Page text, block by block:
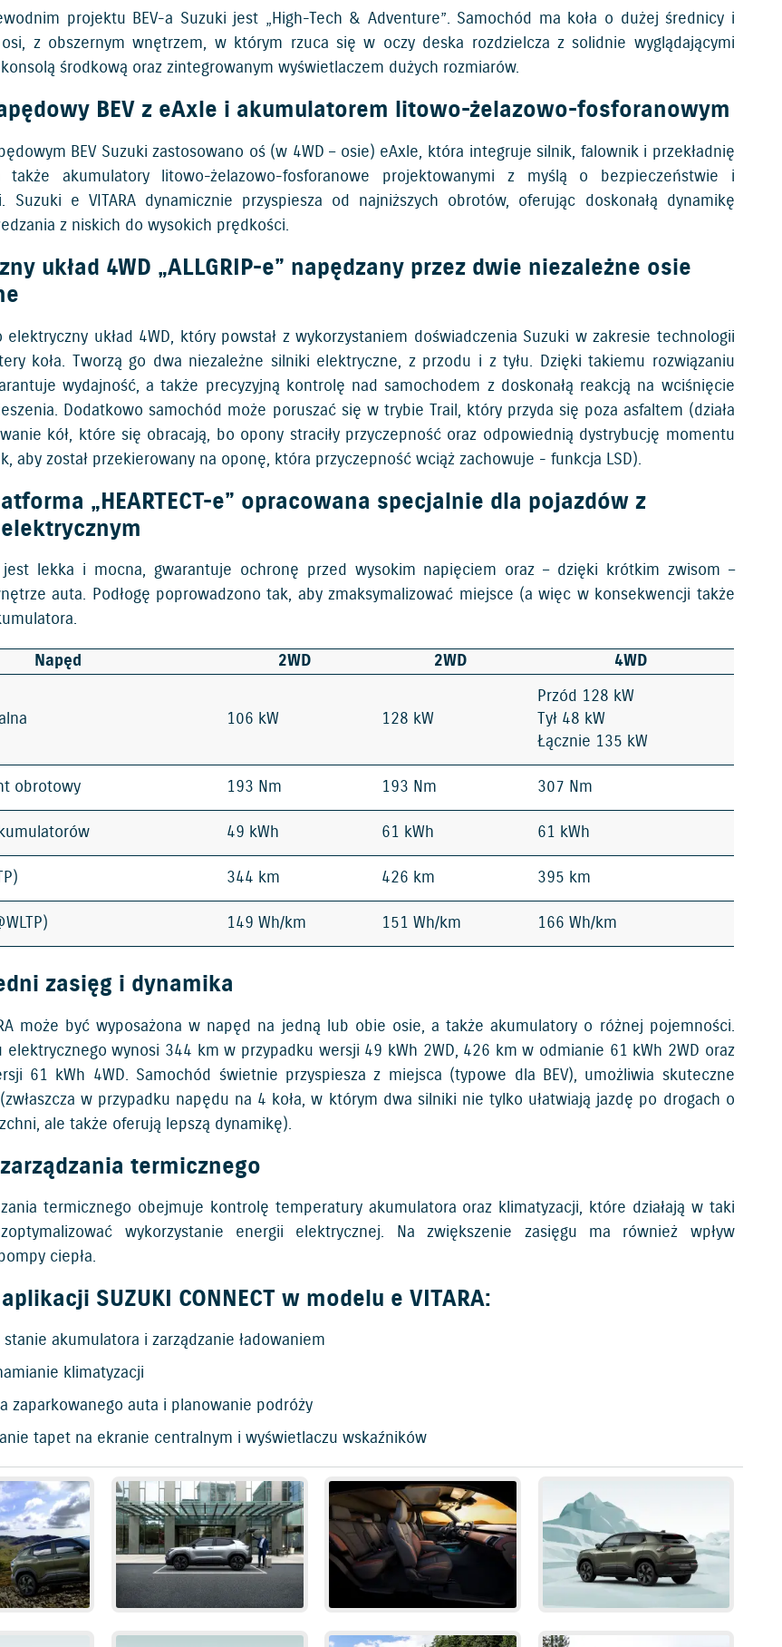
projektu BEV-a Suzuki jest „High-Tech & Adventure”. Samochód ma koła o dużej średnicy i
z obszernym wnętrzem, w którym rzuca się w oczy deska rozdzielcza z solidnie wyglądającymi
środkową oraz zintegrowanym wyświetlaczem dużych rozmiarów.
BEV z eAxle i akumulatorem litowo-żelazowo-fosforanowym
BEV Suzuki zastosowano oś (w 4WD – osie) eAxle, która integruje silnik, falownik i przekładnię
także akumulatory litowo-żelazowo-fosforanowe projektowanymi z myślą o bezpieczeństwie i
Suzuki e VITARA dynamicznie przyspiesza od najniższych obrotów, oferując doskonałą dynamikę
z niskich do wysokich prędkości.
układ 4WD „ALLGRIP-e” napędzany przez dwie niezależne osie
elektryczny układ 4WD, który powstał z wykorzystaniem doświadczenia Suzuki w zakresie technologii
koła. Tworzą go dwa niezależne silniki elektryczne, z przodu i z tyłu. Dzięki takiemu rozwiązaniu
wydajność, a także precyzyjną kontrolę nad samochodem z doskonałą reakcją na wciśnięcie
Dodatkowo samochód może poruszać się w trybie Trail, który przyda się poza asfaltem (działa
kół, które się obracają, bo opony straciły przyczepność oraz odpowiednią dystrybucję momentu
aby został przekierowany na oponę, która przyczepność wciąż zachowuje - funkcja LSD).
„HEARTECT-e” opracowana specjalnie dla pojazdów z
jest lekka i mocna, gwarantuje ochronę przed wysokim napięciem oraz – dzięki krótkim zwisom –
auta. Podłogę poprowadzono tak, aby zmaksymalizować miejsce (a więc w konsekwencji także
Napęd
2WD 2WD 4WD
106 kW 128 kW
Przód 128 kW
Tył 48 kW
Łącznie 135 kW
obrotowy 193 Nm 193 Nm 307 Nm
49 kWh 61 kWh 61 kWh
344 km 426 km 395 km
149 Wh/km 151 Wh/km 166 Wh/km
zasięg i dynamika
może być wyposażona w napęd na jedną lub obie osie, a także akumulatory o różnej pojemności.
elektrycznego wynosi 344 km w przypadku wersji 49 kWh 2WD, 426 km w odmianie 61 kWh 2WD oraz
61 kWh 4WD. Samochód świetnie przyspiesza z miejsca (typowe dla BEV), umożliwia skuteczne
w przypadku napędu na 4 koła, w którym dwa silniki nie tylko ułatwiają jazdę po drogach o
ale także oferują lepszą dynamikę).
termicznego
termicznego obejmuje kontrolę temperatury akumulatora oraz klimatyzacji, które działają w taki
wykorzystanie energii elektrycznej. Na zwiększenie zasięgu ma również wpływ
ciepła.
SUZUKI CONNECT w modelu e VITARA:
akumulatora i zarządzanie ładowaniem
klimatyzacji
zaparkowanego auta i planowanie podróży
tapet na ekranie centralnym i wyświetlaczu wskaźników